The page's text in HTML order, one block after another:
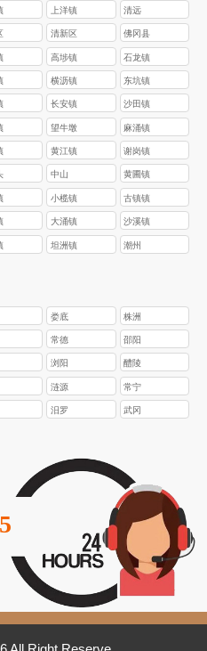
上洋镇 清远
清新区 佛冈县
高埗镇 石龙镇
横沥镇 东坑镇
长安镇 沙田镇
望牛墩 麻涌镇
黄江镇 谢岗镇
中山 黄圃镇
小榄镇 古镇镇
大涌镇 沙溪镇
坦洲镇 潮州
娄底 株洲
常德 邵阳
浏阳 醴陵
涟源 常宁
汨罗 武冈